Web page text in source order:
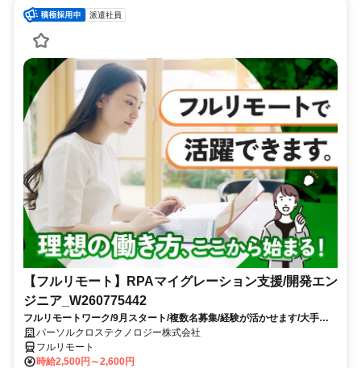
派遣社員
【フルリモート】RPAマイグレーション支援/開発エン
ジニア_W260775442
フルリモートワーク/9月スタート/複数名募集/経験が活かせます/大手総
合人材サービス会社グループ勤務
パーソルクロステクノロジー株式会社
フルリモート
時給2,500円～2,600円